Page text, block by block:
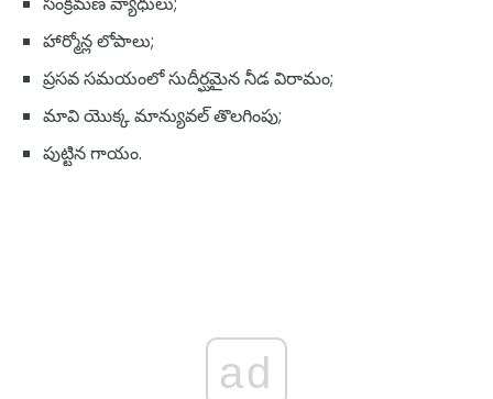
హార్మోన్ల లోపాలు;
ప్రసవ సమయంలో సుదీర్ఘమైన నీడ విరామం;
మావి యొక్క మాన్యువల్ తొలగింపు;
పుట్టిన గాయం.
ad